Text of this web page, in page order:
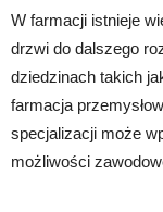
W farmacji istnieje
drzwi do dalszego
dziedzinach takich
farmacja
specjalizacji może
możliwości